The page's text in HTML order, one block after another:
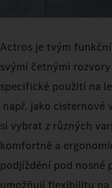
Actros je tvým
svými četnými
specifické použití na
např. jako cisternové
si vybrat z různých
komfortně a
podjíždění pod nosné
umožňují flexibilitu na